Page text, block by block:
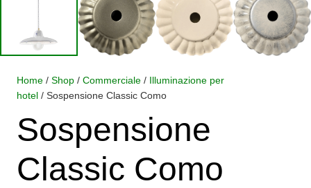
Home / Shop / Commerciale / Illuminazione per
hotel / Sospensione Classic Como
Sospensione
Classic Como